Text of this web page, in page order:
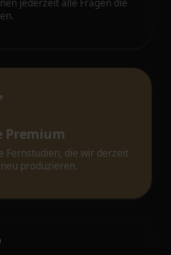
jederzeit alle Fragen die
Premium
Fernstudien, die wir derzeit
produzieren.